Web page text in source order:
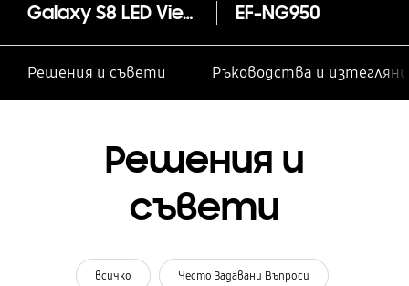
Galaxy S8 LED View Cover EF-NG950
Решения и съвети Ръководства и
Решения и
съвети
всичко Често Задавани Въпроси